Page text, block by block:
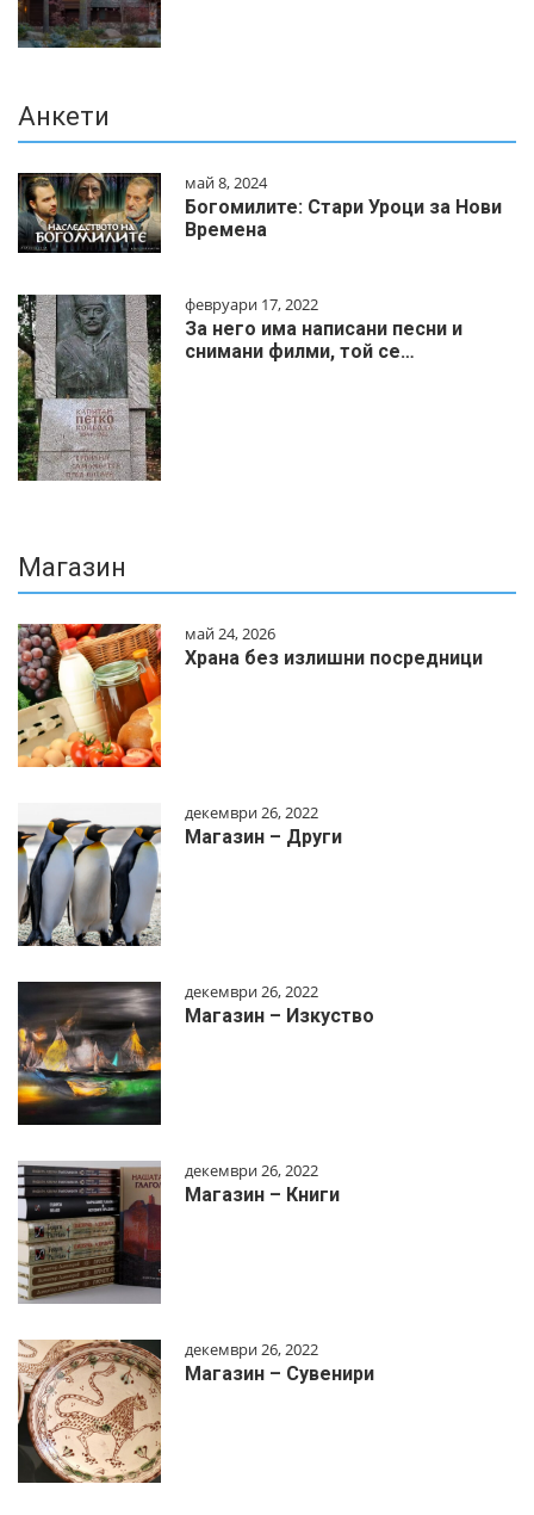
Анкети
май 8, 2024
Богомилите: Стари Уроци за Нови
Времена
февруари 17, 2022
За него има написани песни и
снимани филми, той се…
Магазин
май 24, 2026
Храна без излишни посредници
декември 26, 2022
Магазин – Други
декември 26, 2022
Магазин – Изкуство
декември 26, 2022
Магазин – Книги
декември 26, 2022
Магазин – Сувенири